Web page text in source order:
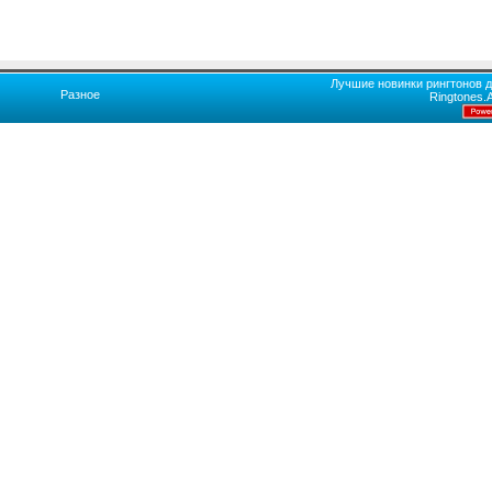
Разное
Лучшие новинки рингтонов